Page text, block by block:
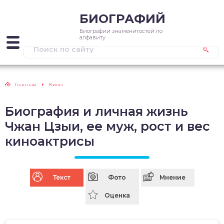
БИОГРАФИЙ
Биографии знаменитостей по
алфавиту
Главная Кино
Биография и личная жизнь
Чжан Цзыи, ее муж, рост и вес
киноактрисы
Текст Фото Мнение
Оценка